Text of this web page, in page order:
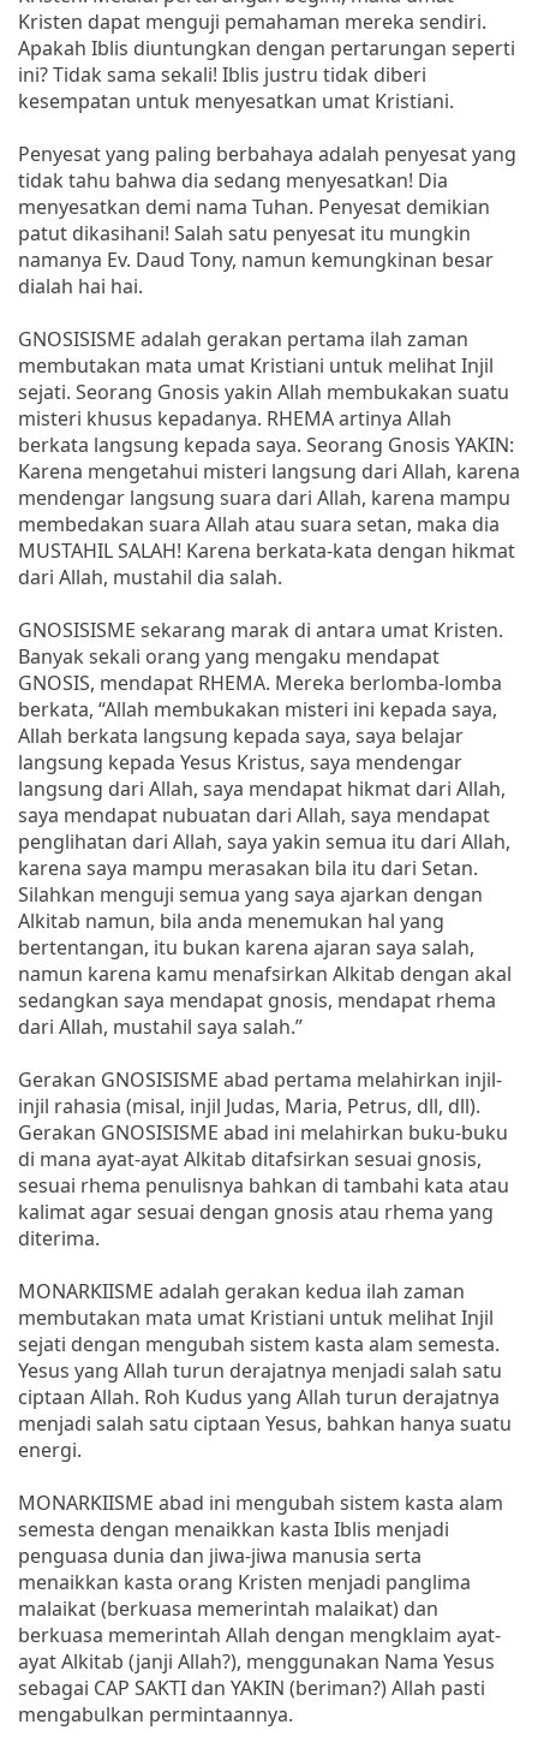
Kristen dapat menguji pemahaman mereka sendiri.
Apakah Iblis diuntungkan dengan pertarungan seperti
ini? Tidak sama sekali! Iblis justru tidak diberi
kesempatan untuk menyesatkan umat Kristiani.
Penyesat yang paling berbahaya adalah penyesat yang
tidak tahu bahwa dia sedang menyesatkan! Dia
menyesatkan demi nama Tuhan. Penyesat demikian
patut dikasihani! Salah satu penyesat itu mungkin
namanya Ev. Daud Tony, namun kemungkinan besar
dialah hai hai.
GNOSISISME adalah gerakan pertama ilah zaman
membutakan mata umat Kristiani untuk melihat Injil
sejati. Seorang Gnosis yakin Allah membukakan suatu
misteri khusus kepadanya. RHEMA artinya Allah
berkata langsung kepada saya. Seorang Gnosis YAKIN:
Karena mengetahui misteri langsung dari Allah, karena
mendengar langsung suara dari Allah, karena mampu
membedakan suara Allah atau suara setan, maka dia
MUSTAHIL SALAH! Karena berkata-kata dengan hikmat
dari Allah, mustahil dia salah.
GNOSISISME sekarang marak di antara umat Kristen.
Banyak sekali orang yang mengaku mendapat
GNOSIS, mendapat RHEMA. Mereka berlomba-lomba
berkata, “Allah membukakan misteri ini kepada saya,
Allah berkata langsung kepada saya, saya belajar
langsung kepada Yesus Kristus, saya mendengar
langsung dari Allah, saya mendapat hikmat dari Allah,
saya mendapat nubuatan dari Allah, saya mendapat
penglihatan dari Allah, saya yakin semua itu dari Allah,
karena saya mampu merasakan bila itu dari Setan.
Silahkan menguji semua yang saya ajarkan dengan
Alkitab namun, bila anda menemukan hal yang
bertentangan, itu bukan karena ajaran saya salah,
namun karena kamu menafsirkan Alkitab dengan akal
sedangkan saya mendapat gnosis, mendapat rhema
dari Allah, mustahil saya salah.”
Gerakan GNOSISISME abad pertama melahirkan injil-
injil rahasia (misal, injil Judas, Maria, Petrus, dll, dll).
Gerakan GNOSISISME abad ini melahirkan buku-buku
di mana ayat-ayat Alkitab ditafsirkan sesuai gnosis,
sesuai rhema penulisnya bahkan di tambahi kata atau
kalimat agar sesuai dengan gnosis atau rhema yang
diterima.
MONARKIISME adalah gerakan kedua ilah zaman
membutakan mata umat Kristiani untuk melihat Injil
sejati dengan mengubah sistem kasta alam semesta.
Yesus yang Allah turun derajatnya menjadi salah satu
ciptaan Allah. Roh Kudus yang Allah turun derajatnya
menjadi salah satu ciptaan Yesus, bahkan hanya suatu
energi.
MONARKIISME abad ini mengubah sistem kasta alam
semesta dengan menaikkan kasta Iblis menjadi
penguasa dunia dan jiwa-jiwa manusia serta
menaikkan kasta orang Kristen menjadi panglima
malaikat (berkuasa memerintah malaikat) dan
berkuasa memerintah Allah dengan mengklaim ayat-
ayat Alkitab (janji Allah?), menggunakan Nama Yesus
sebagai CAP SAKTI dan YAKIN (beriman?) Allah pasti
mengabulkan permintaannya.